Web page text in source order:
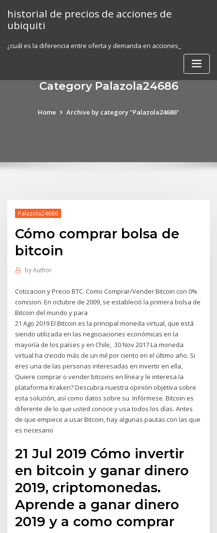
content
historial de precios de acciones de
ubiquiti
¿cuál es la diferencia entre oferta y demanda en acciones_
Category Palazola24686
Home Archive by category "Palazola24686"
Palazola24686
Cómo comprar bolsa de
bitcoin
byAuthor
Cotizacion y Precio BTC. Como Comprar/Vender Bitcoin con 0%
comision. En octubre de 2009, se estableció la primera bolsa de
Bitcoin del mundo y para
21 Ago 2019 El Bitcoin es la principal moneda virtual, que está
siendo utilizada en las negociaciones económicas en la
mayoría de los países y en Chile, 30 Nov 2017 La moneda
virtual ha crecido más de un mil por ciento en el último año. Si
eres una de las personas interesadas en invertir en ella,
Quiere comprar o vender bitcoins en línea y le interesa la
plataforma Kraken? Descubra nuestra opinión objetiva sobre
esta solución, así como datos sobre su Infórmese. Bitcoin es
diferente de lo que usted conoce y usa todos los días. Antes
de que empiece a usar Bitcoin, hay algunas pautas con las que
es necesario
21 Jul 2019 Cómo invertir
en bitcoin y ganar dinero
2019, criptomonedas.
Aprende a ganar dinero
2019 y a como comprar